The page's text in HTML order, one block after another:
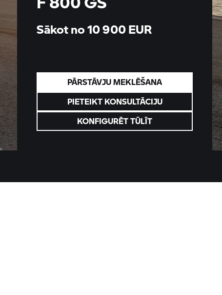
Sākot no 10 900EUR
PĀRSTĀVJU MEKLĒŠANA
PIETEIKT KONSULTĀCIJU
KONFIGURĒT TŪLĪT